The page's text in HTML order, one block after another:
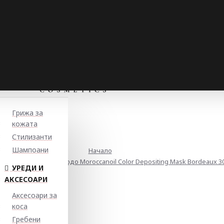
Грижа за
кожата
Стилизанти
Шампоани
УРЕДИ И
АКСЕСОАРИ
Аксесоари за
коса
Гребени
Начало
маска в цвят бордо Moroccanoil Color Depositing Mask Bordeaux